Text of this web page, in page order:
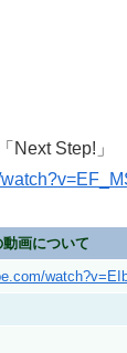
Next Step!」
動画について